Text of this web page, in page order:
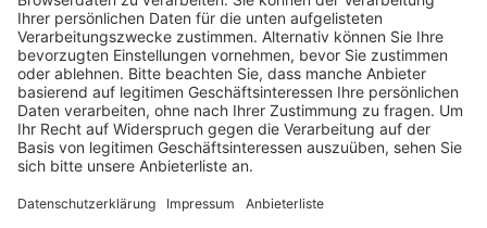
Kettenbriefe, die eine spontane Impfung
versprechen.
Veröffentlicht:Montag, 22.03.2021 17:50
Anzeige
Dazu müsse man sich nur über einen Link anmelden und